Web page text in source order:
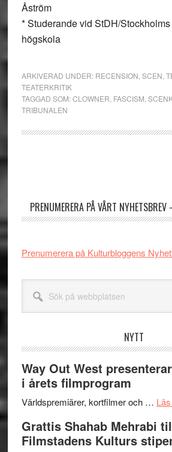
Åström
* Studerande vid StDH/
högskola
ARKIVERAD UNDER: RECENSION SCEN
TEATERKRITIK
TAGGAD SOM:CLOWNER FASCISM
TRIBUNALEN
PRENUMERERA PÅ VÅRT
Prenumerera på Kulturbloggens
webbplatsen
NYTT
Way Out West
i årets filmprogram
Världspremiärer, kortfilmer och …
Grattis Shahab Mehrabi
Filmstadens Kulturs